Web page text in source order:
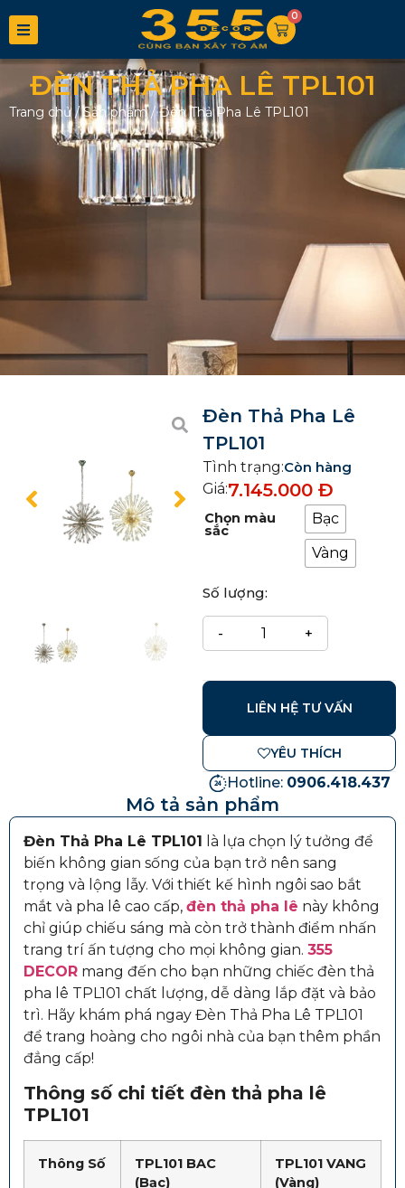
0
ĐÈN THẢ PHA LÊ TPL101
Trang chủ/Sản phẩm/Đèn Thả Pha Lê TPL101
Đèn Thả Pha Lê
TPL101
Tình trạng:Còn hàng
Giá:7.145.000 Đ
Chọn màu
sắc
Bạc
Vàng
Số lượng:
LIÊN HỆ TƯ VẤN
YÊU THÍCH
Hotline: 0906.418.437
Mô tả sản phẩm
Đèn Thả Pha Lê TPL101 là lựa chọn lý tưởng để
biến không gian sống của bạn trở nên sang
trọng và lộng lẫy. Với thiết kế hình ngôi sao bắt
mắt và pha lê cao cấp, đèn thả pha lê này không
chỉ giúp chiếu sáng mà còn trở thành điểm nhấn
trang trí ấn tượng cho mọi không gian. 355
DECOR mang đến cho bạn những chiếc đèn thả
pha lê TPL101 chất lượng, dễ dàng lắp đặt và bảo
trì. Hãy khám phá ngay Đèn Thả Pha Lê TPL101
để trang hoàng cho ngôi nhà của bạn thêm phần
đẳng cấp!
Thông số chi tiết đèn thả pha lê
TPL101
Thông Số
TPL101 BAC
(Bạc)
TPL101 VANG
(Vàng)